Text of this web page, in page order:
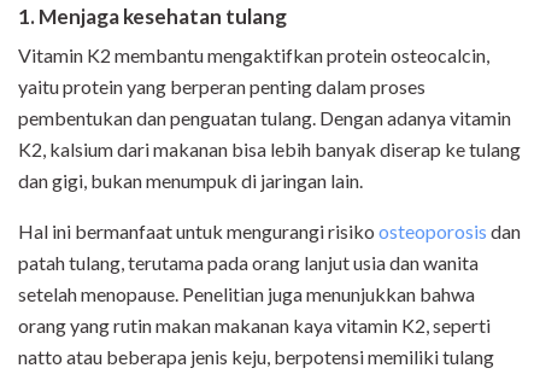
1. Menjaga kesehatan tulang
Vitamin K2 membantu mengaktifkan protein osteocalcin,
yaitu protein yang berperan penting dalam proses
pembentukan dan penguatan tulang. Dengan adanya vitamin
K2, kalsium dari makanan bisa lebih banyak diserap ke tulang
dan gigi, bukan menumpuk di jaringan lain.
Hal ini bermanfaat untuk mengurangi risiko osteoporosis dan
patah tulang, terutama pada orang lanjut usia dan wanita
setelah menopause. Penelitian juga menunjukkan bahwa
orang yang rutin makan makanan kaya vitamin K2, seperti
natto atau beberapa jenis keju, berpotensi memiliki tulang